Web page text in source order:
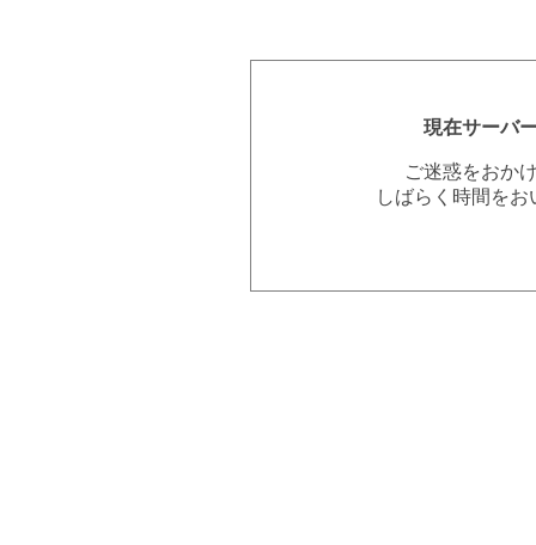
現在サーバ
ご迷惑をおか
しばらく時間を